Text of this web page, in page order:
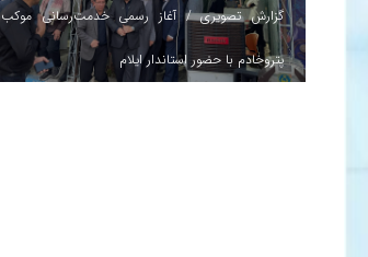
گزارش تصویری / آغاز رسمی خدمت‌رسانی موکب
پتروخادم با حضور استاندار ایلام